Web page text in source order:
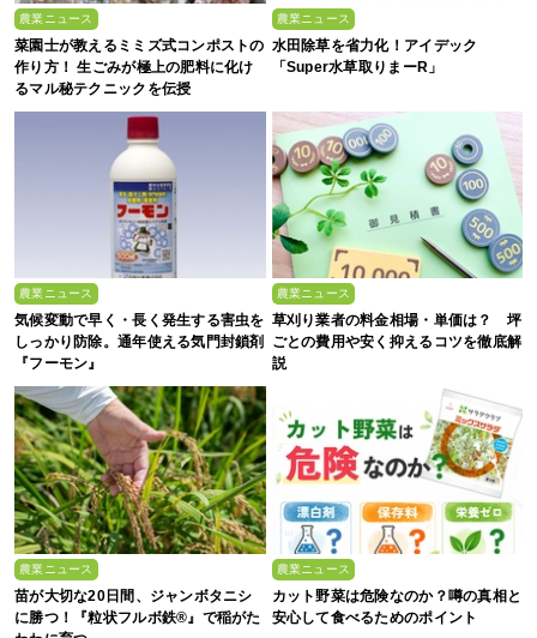
農業ニュース
菜園士が教えるミミズ式コンポストの
作り方！ 生ごみが極上の肥料に化け
るマル秘テクニックを伝授
農業ニュース
水田除草を省力化！アイデック
「Super水草取りまーR」
農業ニュース
気候変動で早く・長く発生する害虫を
しっかり防除。通年使える気門封鎖剤
『フーモン』
農業ニュース
草刈り業者の料金相場・単価は？ 坪
ごとの費用や安く抑えるコツを徹底解
説
農業ニュース
苗が大切な20日間、ジャンボタニシ
に勝つ！『粒状フルボ鉄®』で稲がた
農業ニュース
カット野菜は危険なのか？噂の真相と
安心して食べるためのポイント